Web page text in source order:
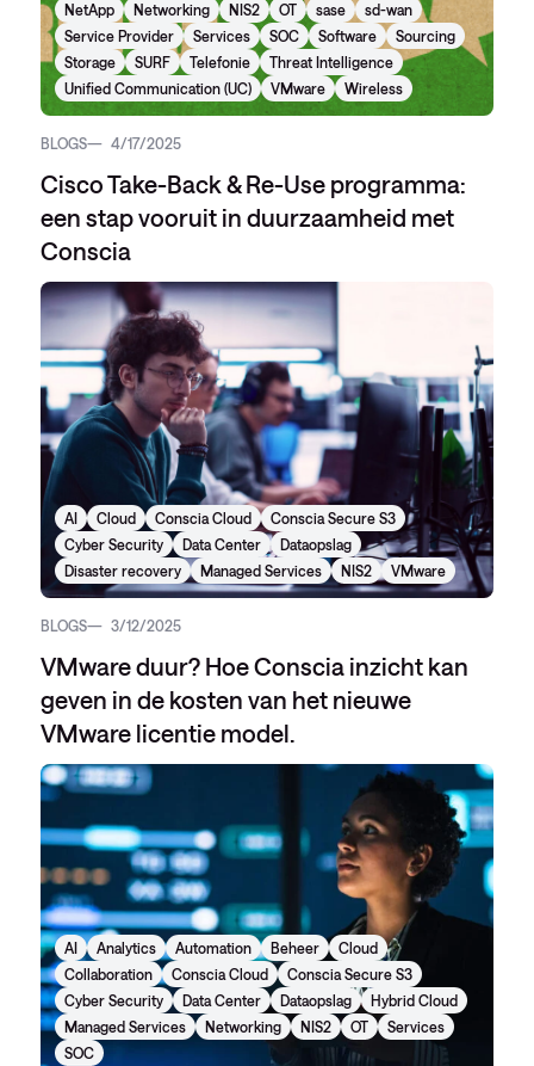
NetApp
Networking NIS2 OT sase
sd-wan
Service Provider
Services SOC Software
Sourcing
Storage
SURF Telefonie
Threat Intelligence
Unified Communication (UC)
VMware Wireless
BLOGS 4/17/2025
Cisco Take-Back & Re-Use programma:
een stap vooruit in duurzaamheid met
Conscia
AI Cloud Conscia Cloud
Conscia Secure S3
Cyber Security
Data Center
Dataopslag
Disaster recovery
Managed Services NIS2 VMware
BLOGS 3/12/2025
VMware duur? Hoe Conscia inzicht kan
geven in de kosten van het nieuwe
VMware licentie model.
AI Analytics Automation Beheer
Cloud
Collaboration
Conscia Cloud
Conscia Secure S3
Cyber Security
Data Center Dataopslag
Hybrid Cloud
Managed Services
Networking NIS2 OT
Services
SOC